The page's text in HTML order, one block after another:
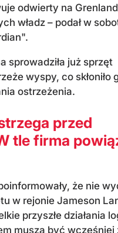
odwierty na
władz – podał w
sprowadziła już sprzęt
wyspy, co skłoniło
ostrzeżenia.
przed
tle firma
że nie
w rejonie Jameson
przyszłe działania
muszą być wcześniej